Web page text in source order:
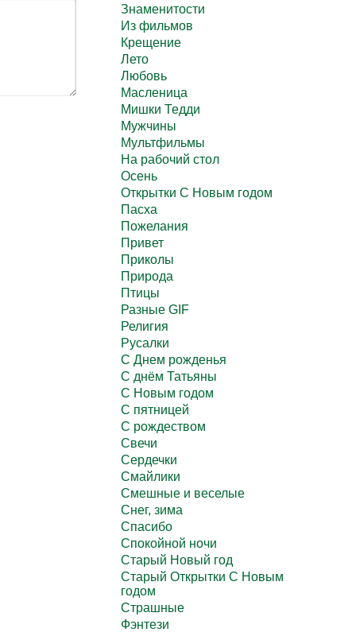
Знаменитости
Из фильмов
Крещение
Лето
Любовь
Масленица
Мишки Тедди
Мужчины
Мультфильмы
На рабочий стол
Осень
Открытки С Новым годом
Пасха
Пожелания
Привет
Приколы
Природа
Птицы
Разные GIF
Религия
Русалки
С Днем рожденья
С днём Татьяны
С Новым годом
С пятницей
С рождеством
Свечи
Сердечки
Смайлики
Смешные и веселые
Снег, зима
Спасибо
Спокойной ночи
Старый Новый год
Старый Открытки С Новым
годом
Страшные
Фэнтези